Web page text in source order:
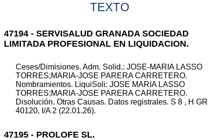
TEXTO
47194 - SERVISALUD GRANADA SOCIEDAD
LIMITADA PROFESIONAL EN LIQUIDACION.
Ceses/Dimisiones. Adm. Solid.: JOSE-MARIA LASSO
TORRES;MARIA-JOSE PARERA CARRETERO.
Nombramientos. LiquiSoli: JOSE MARIA LASSO
TORRES;MARIA-JOSE PARERA CARRETERO.
Disolución. Otras Causas. Datos registrales. S 8 , H GR
40120, I/A 2 (22.01.26).
47195 - PROLOFE SL.